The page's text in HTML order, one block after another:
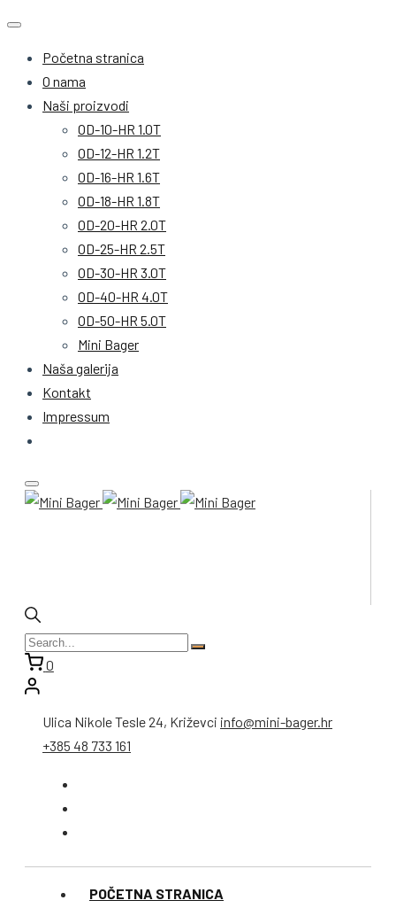
Početna stranica
O nama
Naši proizvodi
OD-10-HR 1.0T
OD-12-HR 1.2T
OD-16-HR 1.6T
OD-18-HR 1.8T
OD-20-HR 2.0T
OD-25-HR 2.5T
OD-30-HR 3.0T
OD-40-HR 4.0T
OD-50-HR 5.0T
Mini Bager
Naša galerija
Kontakt
Impressum
0
Ulica Nikole Tesle 24, Križevci info@mini-bager.hr
+385 48 733 161
POČETNA STRANICA